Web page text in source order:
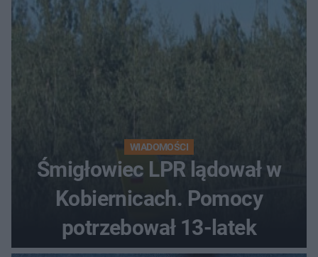
WIADOMOŚCI
Śmigłowiec LPR lądował w
Kobiernicach. Pomocy
potrzebował 13-latek